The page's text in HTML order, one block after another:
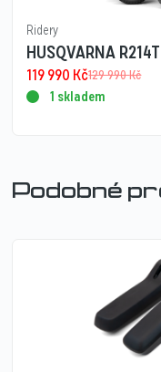
Ridery
HUSQVARNA
129 990Kč
119 990 Kč
1 skladem
Podobné